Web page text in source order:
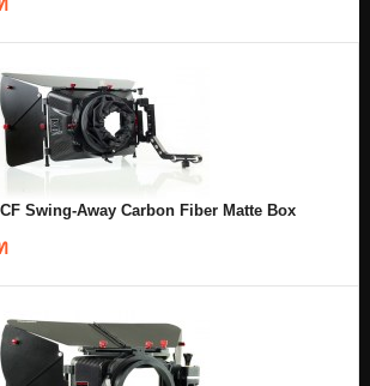
Swing-Away Carbon Fiber Matte Box